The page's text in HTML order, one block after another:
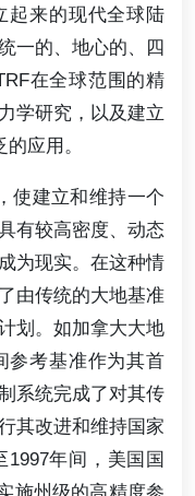
起来的现代全球陆
一的、地心的、四
在全球范围的精
学研究，以及建立
应用。
使建立和维持一个
有较高密度、动态
为现实。在这种情
由传统的大地基准
划。如加拿大大地
参考基准作为其首
系统完成了对其传
其改进和维持国家
1997年间，美国国
施州级的高精度参